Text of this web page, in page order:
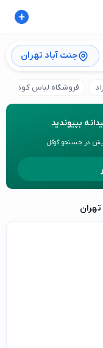
جنت آباد تهران
فروشگاه لباس کودک
بپیوندید
در جستجو گوگل